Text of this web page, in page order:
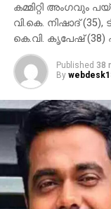
കമ്മിറ്റി അംഗവും
വി.കെ. നിഷാദ് (35),
കെ.വി. കൃപേഷ് (38)
Published 38
By